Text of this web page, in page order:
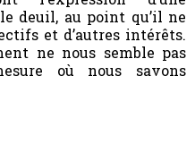
deuil, au point qu’il ne
et d’autres intérêts.
ne nous semble pas
où nous savons